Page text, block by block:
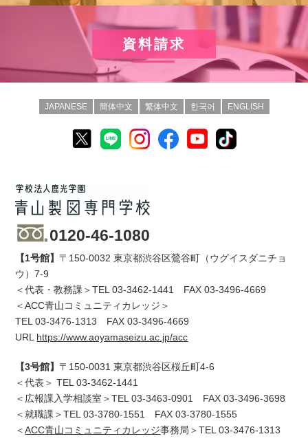
資料請求
JAPANESE 簡体中文 繁体中文 한국어 ENGLISH
0120-46-1080
【1号館】 〒150-0032 東京都渋谷区鶯谷町（ウグイスダニチョ
ウ）7-9
＜代表・教務課＞TEL03-3462-1441 FAX 03-3496-4669
＜ACC青山コミュニティカレッジ＞
TEL03-3476-1313 FAX 03-3496-4669
URL https://www.aoyamaseizu.ac.jp/acc
【3号館】 〒150-0031 東京都渋谷区桜丘町4-6
＜代表＞ TEL03-3462-1441
＜広報課入学相談室＞TEL03-3463-0901 FAX 03-3496-3698
＜就職課＞TEL03-3780-1551 FAX 03-3780-1555
＜ACC青山コミュニティカレッジ事務局＞TEL03-3476-1313